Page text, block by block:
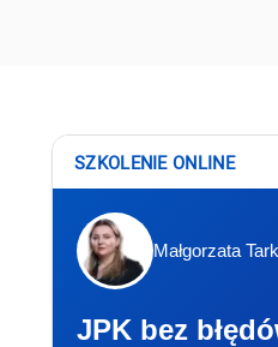
SZKOLENIE ONLINE
Małgorzata
JPK bez